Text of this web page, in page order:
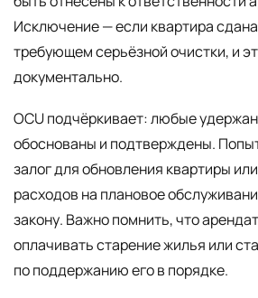
Исключение — если квартира
требующем серьёзной очистки, и
документально.
OCU подчёркивает: любые
обоснованы и подтверждены.
залог для обновления квартиры
расходов на плановое
закону. Важно помнить, что
оплачивать старение жилья или
по поддержанию его в порядке.